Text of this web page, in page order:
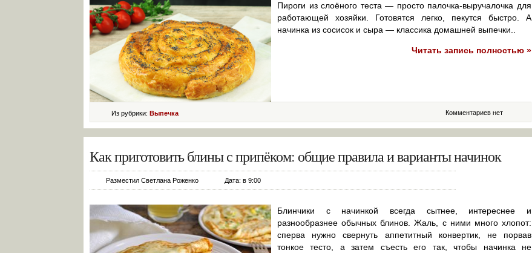
Пироги из слоёного теста — просто палочка-выручалочка для
работающей хозяйки. Готовятся легко, пекутся быстро. А
начинка из сосисок и сыра — классика домашней выпечки..
Читать запись полностью »
Комментариев нет
Из рубрики: Выпечка
Как приготовить блины с припёком: общие правила и варианты начинок
Разместил Светлана Роженко Дата: в 9:00
Блинчики с начинкой всегда сытнее, интереснее и
разнообразнее обычных блинов. Жаль, с ними много хлопот:
сперва нужно свернуть аппетитный конвертик, не порвав
тонкое тесто, а затем съесть его так, чтобы начинка не